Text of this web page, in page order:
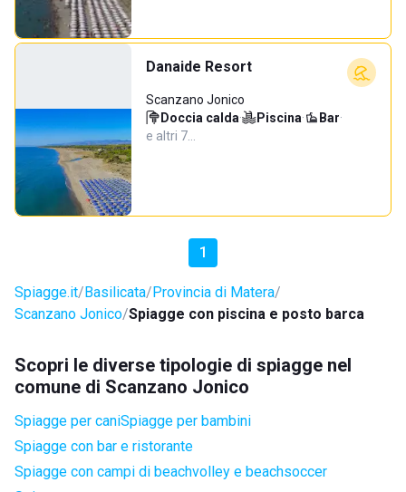
Danaide Resort
Scanzano Jonico
Doccia calda· Piscina· Bar·
e altri 7…
1
Spiagge.it Basilicata Provincia di Matera
Scanzano Jonico Spiagge con piscina e posto barca
Scopri le diverse tipologie di spiagge nel
comune di Scanzano Jonico
Spiagge per caniSpiagge per bambini
Spiagge con bar e ristorante
Spiagge con campi di beachvolley e beachsoccer